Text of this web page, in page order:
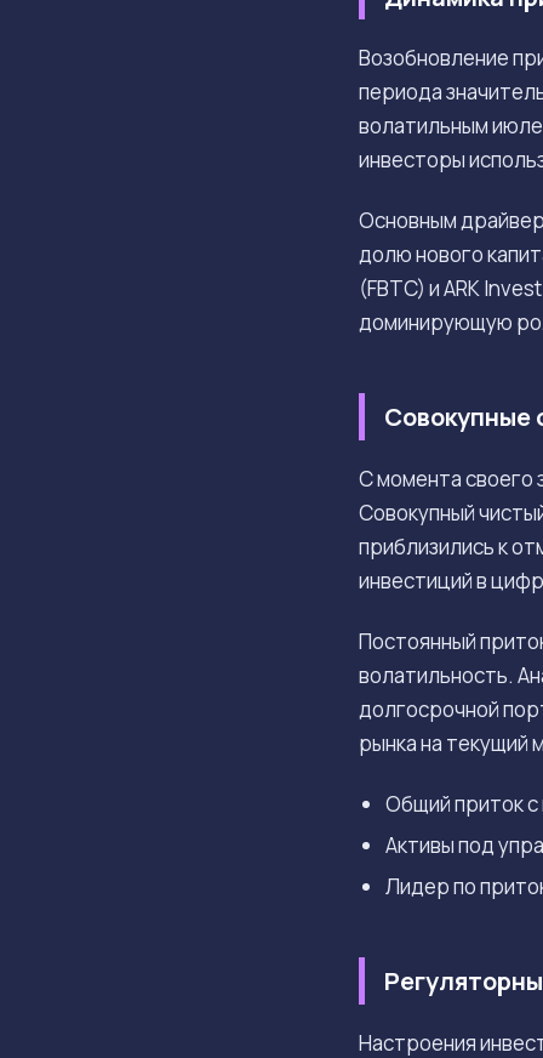
Возобновление
периода
волатильным
инвесторы
Основным
долю нового
(FBTC) и ARK
доминирующую
Совокупные
С момента своего
Совокупный
приблизились к
инвестиций в
Постоянный
волатильность.
долгосрочной
рынка на текущий
Общий приток
Активы под
Лидер по
Настроения